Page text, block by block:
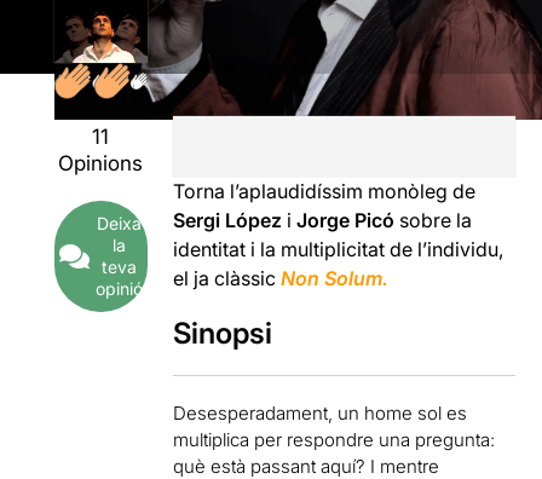
11
Opinions
Deixa
la
teva
opinió
Torna l’aplaudidíssim monòleg de
Sergi López iJorge Picó sobre la
identitat i la multiplicitat de l’individu,
el ja clàssicNon Solum.
Sinopsi
Desesperadament, un home sol es
multiplica per respondre una pregunta:
què està passant aquí? I mentre